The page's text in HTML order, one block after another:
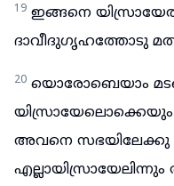
19 ഇങ്ങനെ
ദാവീദുഗൃഹത്തോടു
20 യൊരോബെയാം
അവനെ സഭയിലേക്കു